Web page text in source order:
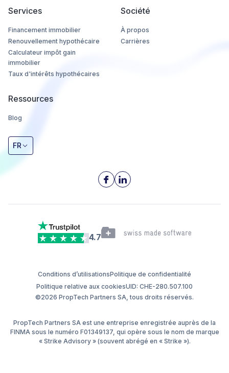
Services
Financement immobilier
Renouvellement hypothécaire
Calculateur impôt gain
immobilier
Taux d'intérêts hypothécaires
Société
À propos
Carrières
Ressources
Blog
FR
4.7
©2026 PropTech Partners SA, tous droits réservés.
Conditions d’utilisationsPolitique de confidentialité
Politique relative aux cookiesUID: CHE-280.507.100
PropTech Partners SA est une entreprise enregistrée auprès de la
FINMA sous le numéro F01349137, qui opère sous le nom de marque
« Strike Advisory » (souvent abrégé en « Strike »).